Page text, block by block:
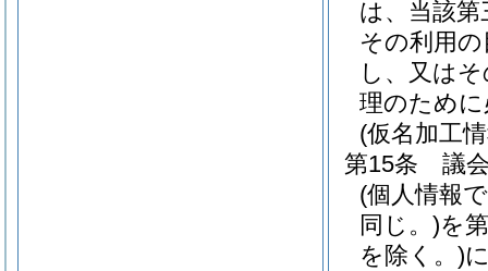
は、当該
その利用
し、又は
理のため
(仮名加工
第15条
議
(個人情報
同じ。)を
を除く。)